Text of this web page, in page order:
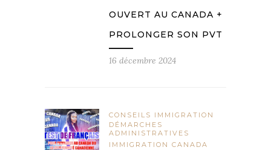
OUVERT AU CANADA +
PROLONGER SON PVT
16 décembre 2024
CONSEILS IMMIGRATION
DÉMARCHES
ADMINISTRATIVES
IMMIGRATION CANADA